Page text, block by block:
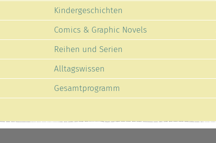
Kindergeschichten
Comics & Graphic Novels
Reihen und Serien
Alltagswissen
Gesamtprogramm